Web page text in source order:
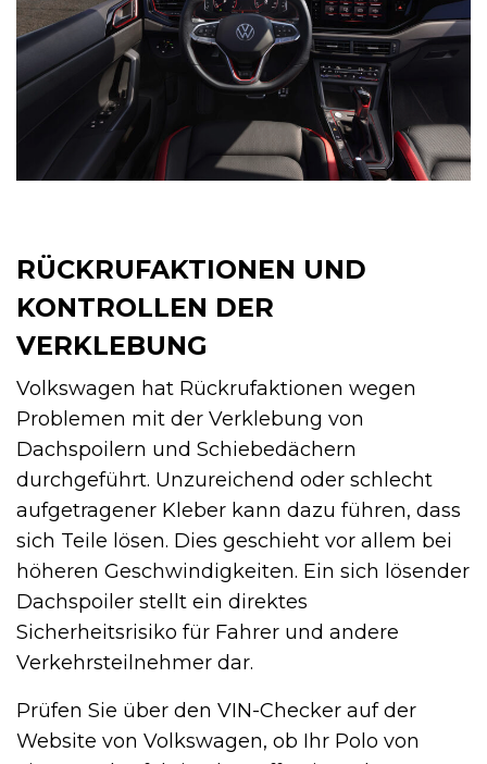
RÜCKRUFAKTIONEN UND
KONTROLLEN DER
VERKLEBUNG
Volkswagen hat Rückrufaktionen wegen
Problemen mit der Verklebung von
Dachspoilern und Schiebedächern
durchgeführt. Unzureichend oder schlecht
aufgetragener Kleber kann dazu führen, dass
sich Teile lösen. Dies geschieht vor allem bei
höheren Geschwindigkeiten. Ein sich lösender
Dachspoiler stellt ein direktes
Sicherheitsrisiko für Fahrer und andere
Verkehrsteilnehmer dar.
Prüfen Sie über den VIN-Checker auf der
Website von Volkswagen, ob Ihr Polo von